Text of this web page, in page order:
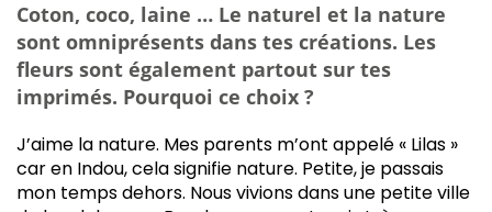
Coton, coco, laine … Le naturel et la nature
sont omniprésents dans tes créations. Les
fleurs sont également partout sur tes
imprimés. Pourquoi ce choix ?
J’aime la nature. Mes parents m’ont appelé « Lilas »
car en Indou, cela signifie nature. Petite, je passais
mon temps dehors. Nous vivions dans une petite ville